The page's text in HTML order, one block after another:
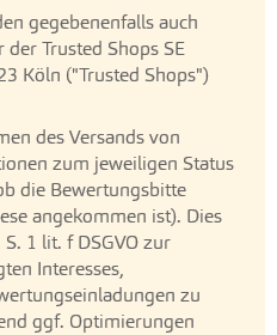
gegebenenfalls auch
Trusted Shops SE
Köln ("Trusted Shops")
des Versands von
zum jeweiligen Status
die Bewertungsbitte
angekommen ist). Dies
1 lit. f DSGVO zur
Interesses,
zu
ggf. Optimierungen